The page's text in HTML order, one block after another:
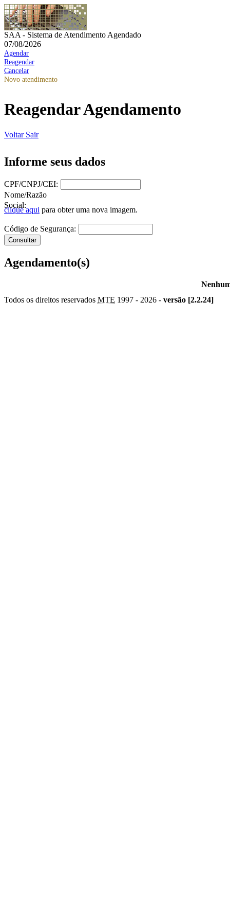
SAA - Sistema de Atendimento Agendado
07/08/2026
Agendar
Reagendar
Cancelar
Novo atendimento
Reagendar Agendamento
Voltar Sair
Informe seus dados
CPF/CNPJ/CEI:
Nome/Razão
Social:
clique aqui para obter uma nova imagem.
Código de Segurança:
Agendamento(s)
Todos os direitos reservados MTE 1997 - 2026 - versão [2.2.24]